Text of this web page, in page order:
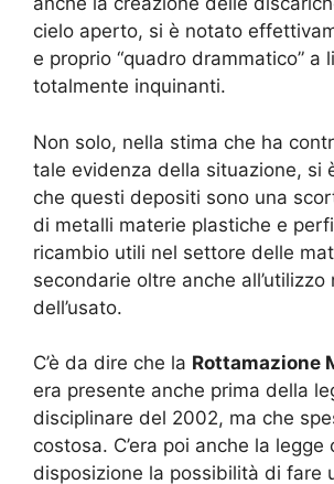
cielo aperto, si è notato
e proprio “quadro drammatico” a
totalmente inquinanti.
Non solo, nella stima che ha
tale evidenza della situazione, si
che questi depositi sono una
di metalli materie plastiche e
ricambio utili nel settore delle
secondarie oltre anche all’utilizzo
dell’usato.
C’è da dire che la Rottamazione
era presente anche prima della
disciplinare del 2002, ma che
costosa. C’era poi anche la
disposizione la possibilità di fare